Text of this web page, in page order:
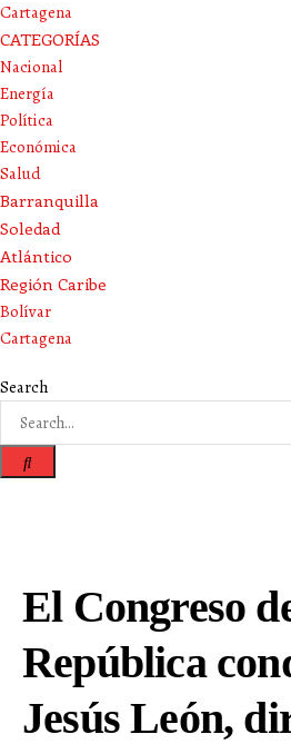
Cartagena
CATEGORÍAS
Nacional
Energía
Política
Económica
Salud
Barranquilla
Soledad
Atlántico
Región Caribe
Bolívar
Cartagena
Search
El Congreso
República
Jesús León,